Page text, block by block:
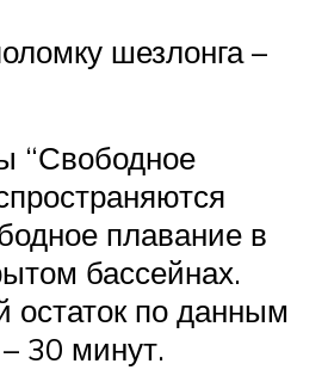
шезлонга –
“Свободное
плавание в
бассейнах.
по данным
30 минут.